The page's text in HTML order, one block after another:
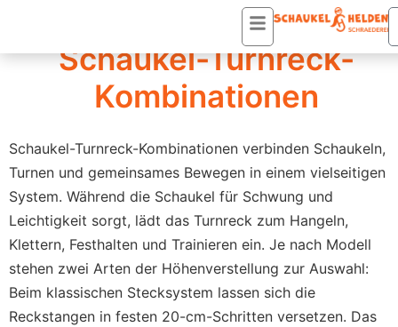
/ Schaukel-Turnreck-Kombinationen
Schaukel-Turnreck-
Kombinationen
Schaukel-Turnreck-Kombinationen verbinden Schaukeln,
Turnen und gemeinsames Bewegen in einem vielseitigen
System. Während die Schaukel für Schwung und
Leichtigkeit sorgt, lädt das Turnreck zum Hangeln,
Klettern, Festhalten und Trainieren ein. Je nach Modell
stehen zwei Arten der Höhenverstellung zur Auswahl:
Beim klassischen Stecksystem lassen sich die
Reckstangen in festen 20-cm-Schritten versetzen. Das